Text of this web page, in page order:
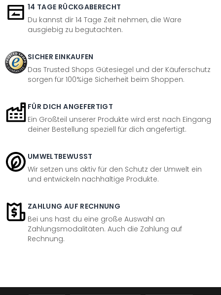
14 TAGE RÜCKGABERECHT
Du kannst dir 14 Tage Zeit nehmen, die Ware
ausgiebig zu begutachten.
SICHER EINKAUFEN
Das Trusted Shops Gütesiegel und der Käuferschutz
sorgen für 100%ige Sicherheit beim Shoppen.
FÜR DICH ANGEFERTIGT
Ein Großteil unserer Produkte wird erst nach Eingang
deiner Bestellung speziell für dich angefertigt.
UMWELTBEWUSST
Wir setzen uns aktiv für den Schutz der Umwelt ein
und entwickeln nachhaltige Produkte.
ZAHLUNG AUF RECHNUNG
Bei uns hast du eine große Auswahl an
Zahlungsmodalitäten. Auch die Zahlung auf
Rechnung.